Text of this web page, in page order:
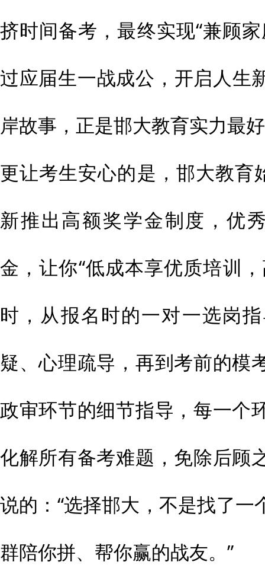
挤时间备考，最终实现“兼顾
过应届生一战成公，开启人
岸故事，正是邯大教育实力最
更让考生安心的是，邯大教育
新推出高额奖学金制度，优
金，让你“低成本享优质培训
时，从报名时的一对一选岗
疑、心理疏导，再到考前的模
政审环节的细节指导，每一个
化解所有备考难题，免除后顾
说的：“选择邯大，不是找了
群陪你拼、帮你赢的战友。”